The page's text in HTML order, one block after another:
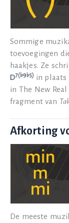
Sommige
toevoegingen
haakjes. Ze
in plaats
in The New
fragment van
Afkorting
De meeste